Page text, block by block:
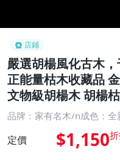
店鋪
嚴選胡楊風化古木
正能量枯木收藏品
文物級胡楊木 胡楊
品牌：家有名木/n成色：全
定價 $1,150